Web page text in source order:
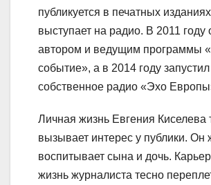
публикуется в печатных
выступает на радио. В 2011 году
автором и ведущим программы
событие», а в 2014 году
собственное радио «Эхо
Личная жизнь Евгения Киселева
вызывает интерес у публики. Он
воспитывает сына и дочь.
жизнь журналиста тесно